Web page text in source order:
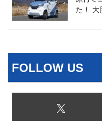
た！ 大
FOLLOW US